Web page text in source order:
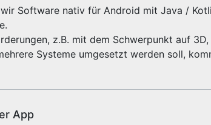
Software nativ für Android mit Java /
z.B. mit dem Schwerpunkt auf
Systeme umgesetzt werden soll,
App